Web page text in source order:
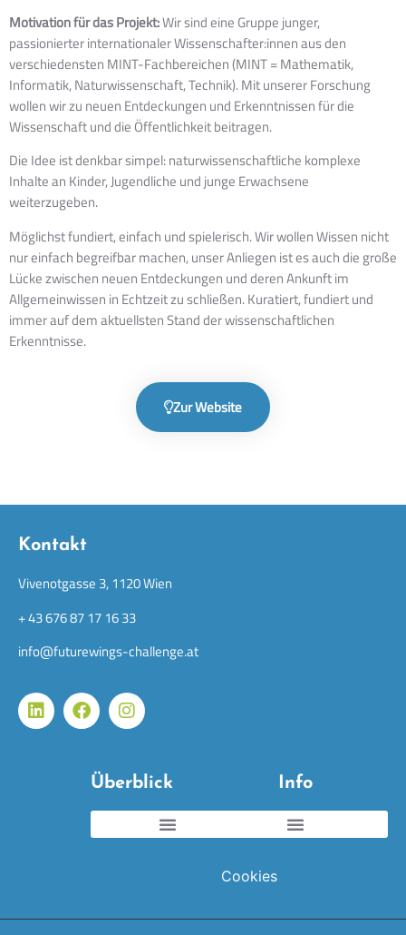
Motivation für das Projekt​:Wir sind eine Gruppe junger,
passionierter internationaler Wissenschafter:innen aus den
verschiedensten MINT-Fachbereichen (MINT = Mathematik,
Informatik, Naturwissenschaft, Technik). Mit unserer Forschung
wollen wir zu neuen Entdeckungen und Erkenntnissen für die
Wissenschaft und die Öffentlichkeit beitragen.
Die Idee ist denkbar simpel: naturwissenschaftliche komplexe
Inhalte an Kinder, Jugendliche und junge Erwachsene
weiterzugeben.
Möglichst fundiert, einfach und spielerisch. Wir wollen Wissen nicht
nur einfach begreifbar machen, unser Anliegen ist es auch die große
Lücke zwischen neuen Entdeckungen und deren Ankunft im
Allgemeinwissen in Echtzeit zu schließen. Kuratiert, fundiert und
immer auf dem aktuellsten Stand der wissenschaftlichen
Erkenntnisse.
Zur Website
Kontakt
Vivenotgasse 3, 1120 Wien
+ 43 676 87 17 16 33
info@futurewings-challenge.at
Überblick Info
Cookies